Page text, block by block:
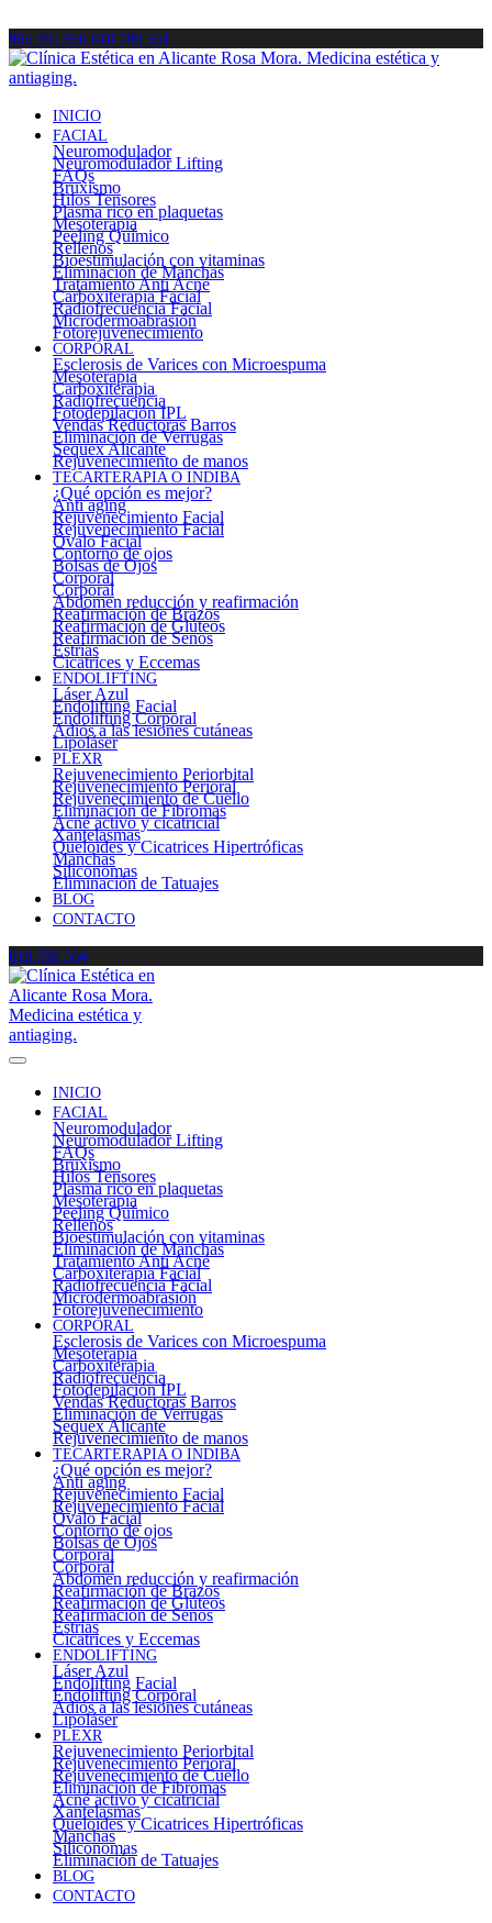
965 205 956 618 788 564
INICIO
FACIAL
Neuromodulador
Neuromodulador Lifting
FAQs
Bruxismo
Hilos Tensores
Plasma rico en plaquetas
Mesoterapia
Peeling Químico
Rellenos
Bioestimulación con vitaminas
Eliminación de Manchas
Tratamiento Anti Acné
Carboxiterapia Facial
Radiofrecuencia Facial
Microdermoabrasión
Fotorejuvenecimiento
CORPORAL
Esclerosis de Varices con Microespuma
Mesoterapia
Carboxiterapia
Radiofrecuencia
Fotodepilación IPL
Vendas Reductoras Barros
Eliminación de Verrugas
Sequex Alicante
Rejuvenecimiento de manos
TECARTERAPIA O INDIBA
¿Qué opción es mejor?
Anti aging
Rejuvenecimiento Facial
Rejuvenecimiento Facial
Óvalo Facial
Contorno de ojos
Bolsas de Ojos
Corporal
Corporal
Abdomen reducción y reafirmación
Reafirmación de Brazos
Reafirmación de Glúteos
Reafirmación de Senos
Estrías
Cicatrices y Eccemas
ENDOLIFTING
Láser Azul
Endolifting Facial
Endolifting Corporal
Adiós a las lesiones cutáneas
Lipoláser
PLEXR
Rejuvenecimiento Periorbital
Rejuvenecimiento Perioral
Rejuvenecimiento de Cuello
Eliminación de Fibromas
Acné activo y cicatricial
Xantelasmas
Queloides y Cicatrices Hipertróficas
Manchas
Siliconomas
Eliminación de Tatuajes
BLOG
CONTACTO
618 788 564
INICIO
FACIAL
Neuromodulador
Neuromodulador Lifting
FAQs
Bruxismo
Hilos Tensores
Plasma rico en plaquetas
Mesoterapia
Peeling Químico
Rellenos
Bioestimulación con vitaminas
Eliminación de Manchas
Tratamiento Anti Acné
Carboxiterapia Facial
Radiofrecuencia Facial
Microdermoabrasión
Fotorejuvenecimiento
CORPORAL
Esclerosis de Varices con Microespuma
Mesoterapia
Carboxiterapia
Radiofrecuencia
Fotodepilación IPL
Vendas Reductoras Barros
Eliminación de Verrugas
Sequex Alicante
Rejuvenecimiento de manos
TECARTERAPIA O INDIBA
¿Qué opción es mejor?
Anti aging
Rejuvenecimiento Facial
Rejuvenecimiento Facial
Óvalo Facial
Contorno de ojos
Bolsas de Ojos
Corporal
Corporal
Abdomen reducción y reafirmación
Reafirmación de Brazos
Reafirmación de Glúteos
Reafirmación de Senos
Estrías
Cicatrices y Eccemas
ENDOLIFTING
Láser Azul
Endolifting Facial
Endolifting Corporal
Adiós a las lesiones cutáneas
Lipoláser
PLEXR
Rejuvenecimiento Periorbital
Rejuvenecimiento Perioral
Rejuvenecimiento de Cuello
Eliminación de Fibromas
Acné activo y cicatricial
Xantelasmas
Queloides y Cicatrices Hipertróficas
Manchas
Siliconomas
Eliminación de Tatuajes
BLOG
CONTACTO